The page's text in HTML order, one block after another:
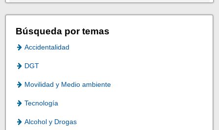
Búsqueda por temas
Accidentalidad
DGT
Movilidad y Medio ambiente
Tecnología
Alcohol y Drogas